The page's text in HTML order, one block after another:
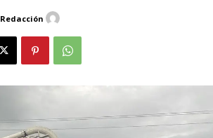
Redacción